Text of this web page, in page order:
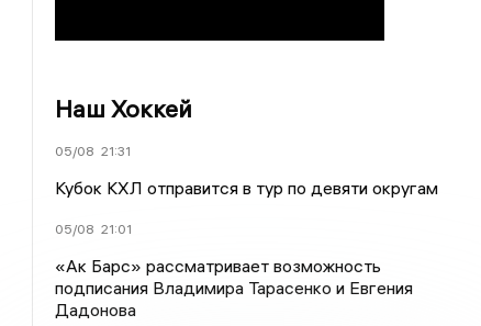
Наш Хоккей
05/08 21:31
Кубок КХЛ отправится в тур по девяти округам
05/08 21:01
«Ак Барс» рассматривает возможность
подписания Владимира Тарасенко и Евгения
Дадонова